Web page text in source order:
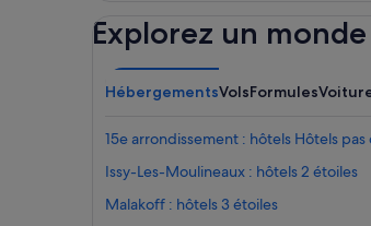
Explorez un
HébergementsVolsFormules
15e arrondissement : hôtels Hôtels pas
Issy-Les-Moulineaux : hôtels 2 étoiles
Malakoff : hôtels 3 étoiles